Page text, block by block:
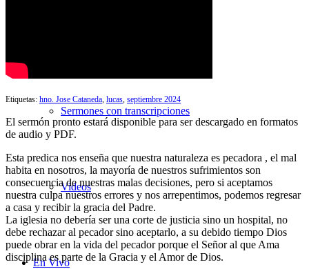
Sermones con transcripciones
Videos
En Vivo
Etiquetas: hno. Jose Cataneda lucas septiembre 2024
El sermón pronto estará disponible para ser descargado en formatos
de audio y PDF.
Esta predica nos enseña que nuestra naturaleza es pecadora , el mal
habita en nosotros, la mayoría de nuestros sufrimientos son
consecuencia de nuestras malas decisiones, pero si aceptamos
nuestra culpa nuestros errores y nos arrepentimos, podemos regresar
a casa y recibir la gracia del Padre.
La iglesia no debería ser una corte de justicia sino un hospital, no
debe rechazar al pecador sino aceptarlo, a su debido tiempo Dios
puede obrar en la vida del pecador porque el Señor al que Ama
disciplina es parte de la Gracia y el Amor de Dios.